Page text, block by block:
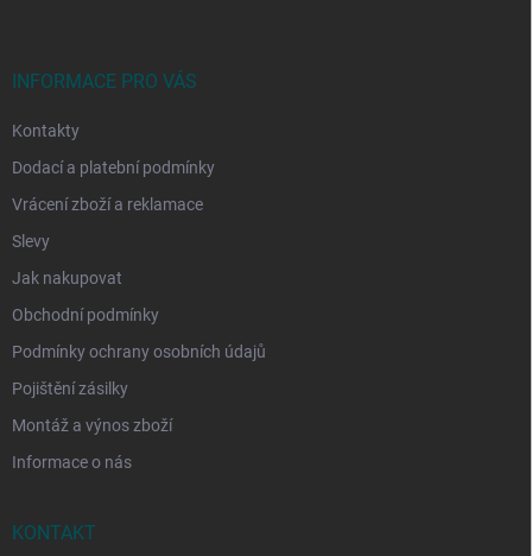
INFORMACE PRO VÁS
Kontakty
Dodací a platební podmínky
Vrácení zboží a reklamace
Slevy
Jak nakupovat
Obchodní podmínky
Podmínky ochrany osobních údajů
Pojištění zásilky
Montáž a výnos zboží
Informace o nás
KONTAKT